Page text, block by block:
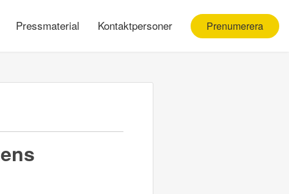
Pressmaterial Kontaktpersoner Prenumerera